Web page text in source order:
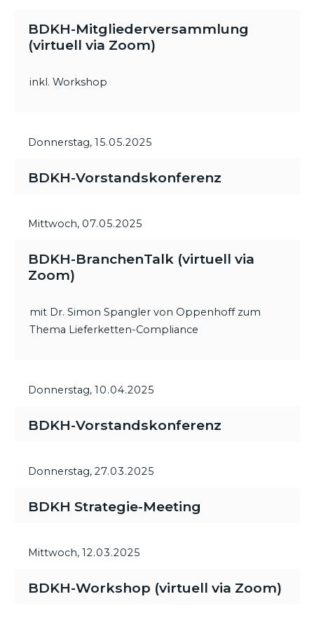
BDKH-Mitgliederversammlung
(virtuell via Zoom)
inkl. Workshop
Donnerstag, 15.05.2025
BDKH-Vorstandskonferenz
Mittwoch, 07.05.2025
BDKH-BranchenTalk (virtuell via
Zoom)
mit Dr. Simon Spangler von Oppenhoff zum
Thema Lieferketten-Compliance
Donnerstag, 10.04.2025
BDKH-Vorstandskonferenz
Donnerstag, 27.03.2025
BDKH Strategie-Meeting
Mittwoch, 12.03.2025
BDKH-Workshop (virtuell via Zoom)